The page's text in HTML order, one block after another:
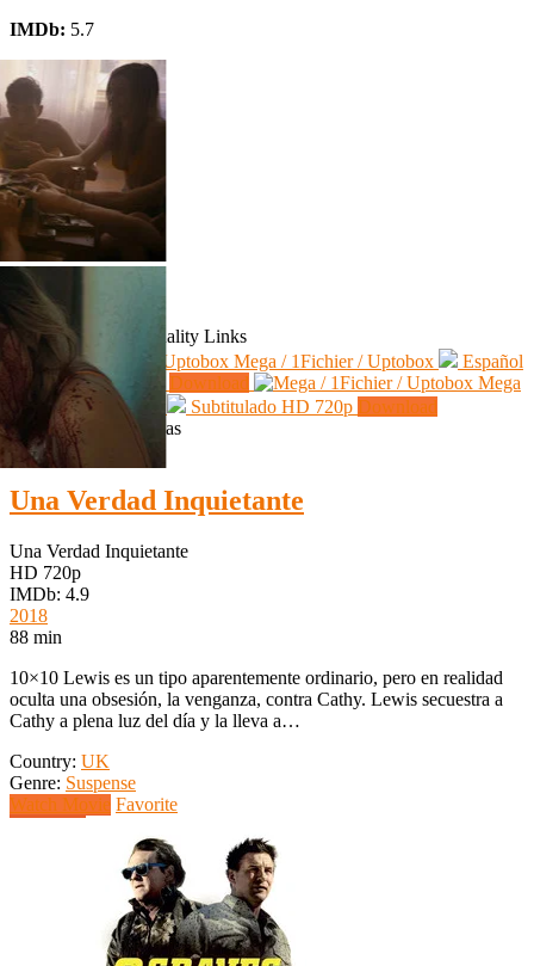
IMDb: 5.7
Server Language Quality Links
Mega / 1Fichier / Uptobox
Español
Castellano HD 720p Download
Mega
/ 1Fichier / Uptobox
Subtitulado HD 720p Download
Películas Relacionadas
HD 720p
Una Verdad Inquietante
Una Verdad Inquietante
HD 720p
IMDb: 4.9
2018
88 min
10×10 Lewis es un tipo aparentemente ordinario, pero en realidad
oculta una obsesión, la venganza, contra Cathy. Lewis secuestra a
Cathy a plena luz del día y la lleva a…
Country: UK
Genre: Suspense
Watch Movie Favorite